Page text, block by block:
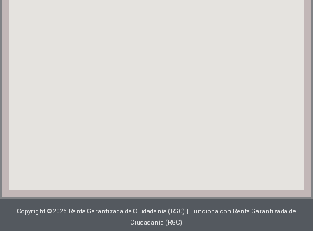
Copyright © 2026 Renta Garantizada de Ciudadanía (RGC) | Funciona con Renta Garantizada de
Ciudadanía (RGC)